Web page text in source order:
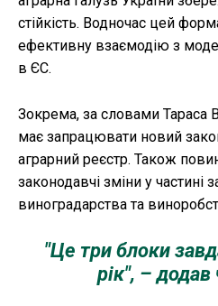
стійкість. Водночас цей
ефективну взаємодію з
в ЄС.
Зокрема, за словами Тараса
має запрацювати новий
аграрний реєстр. Також
законодавчі зміни у частині
виноградарства та
"Це три блоки
рік", –